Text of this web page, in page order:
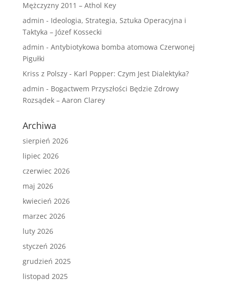
Mężczyzny 2011 – Athol Key
admin - Ideologia, Strategia, Sztuka Operacyjna i
Taktyka – Józef Kossecki
admin - Antybiotykowa bomba atomowa Czerwonej
Pigułki
Kriss z Polszy- Karl Popper: Czym Jest Dialektyka?
admin - Bogactwem Przyszłości Będzie Zdrowy
Rozsądek – Aaron Clarey
Archiwa
sierpień 2026
lipiec 2026
czerwiec 2026
maj 2026
kwiecień 2026
marzec 2026
luty 2026
styczeń 2026
grudzień 2025
listopad 2025